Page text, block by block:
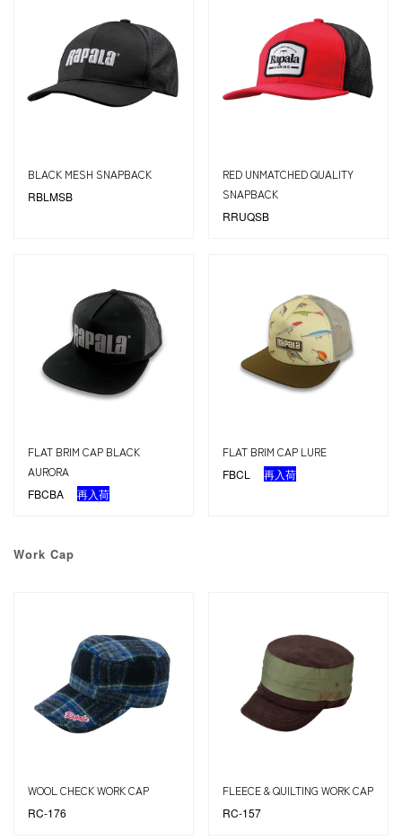
BLACK MESH SNAPBACK
RBLMSB
RED UNMATCHED QUALITY
SNAPBACK
RRUQSB
FLAT BRIM CAP BLACK
AURORA
FBCBA 再入荷
FLAT BRIM CAP LURE
FBCL再入荷
Work Cap
WOOL CHECK WORK CAP
RC-176
FLEECE & QUILTING WORK CAP
RC-157